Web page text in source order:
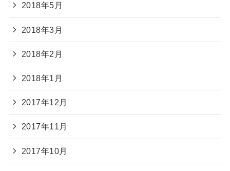
2018年5月
2018年3月
2018年2月
2018年1月
2017年12月
2017年11月
2017年10月